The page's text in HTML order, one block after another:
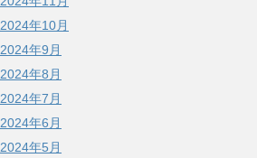
2024年10月
2024年9月
2024年8月
2024年7月
2024年6月
2024年5月